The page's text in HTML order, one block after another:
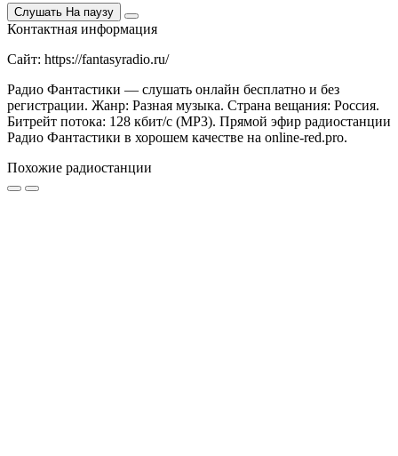
Слушать На паузу
Контактная информация
Сайт: https://fantasyradio.ru/
Радио Фантастики — слушать онлайн бесплатно и без
регистрации. Жанр: Разная музыка. Страна вещания: Россия.
Битрейт потока: 128 кбит/с (MP3). Прямой эфир радиостанции
Радио Фантастики в хорошем качестве на online-red.pro.
Похожие радиостанции